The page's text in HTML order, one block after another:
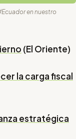
en nuestro
(El Oriente)
la carga fiscal
estratégica